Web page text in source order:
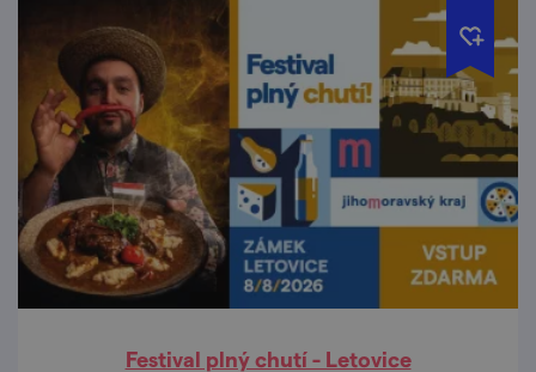
Festival plný chutí - Letovice